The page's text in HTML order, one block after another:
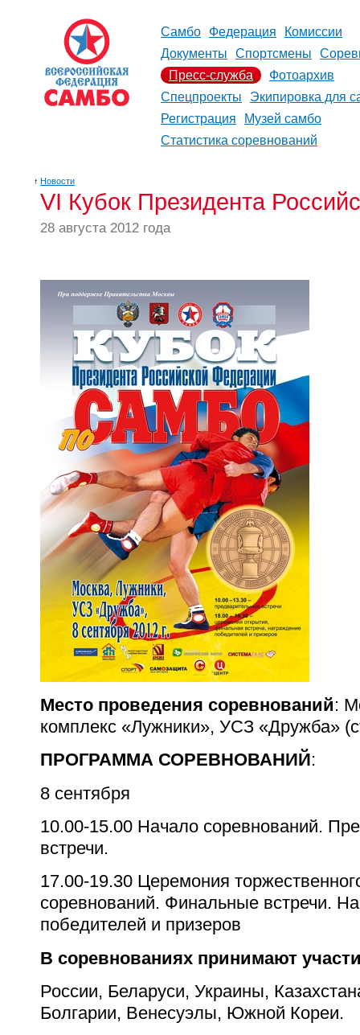
Самбо Федерация
Комиссии
Документы
Спортсмены
Пресс-служба
Фотоархив
Спецпроекты
Экипировка для
Регистрация
Музей самбо
Статистика соревнований
↑ Новости
VI Кубок Президента
28 августа 2012 года
Место проведения соревнований:
комплекс «Лужники», УСЗ «Дружба»
ПРОГРАММА СОРЕВНОВАНИЙ:
8 сентября
10.00-15.00 Начало соревнований.
встречи.
17.00-19.30 Церемония
соревнований. Финальные встречи.
победителей и призеров
В соревнованиях принимают
России, Беларуси, Украины,
Болгарии, Венесуэлы, Южной Кореи.